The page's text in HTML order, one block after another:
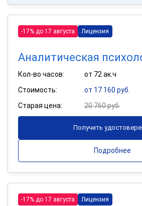
-17% до 17 августа Лицензия
Аналитическая
Кол-во часов:
от 72 ак.ч
Стоимость:
от 17 160 руб.
Старая цена:
20 760 руб.
Получить
Подробнее
-17% до 17 августа Лицензия